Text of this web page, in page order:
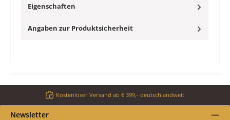
Eigenschaften
Angaben zur Produktsicherheit
Kostenloser Versand ab € 399,- deutschlandweit
Newsletter